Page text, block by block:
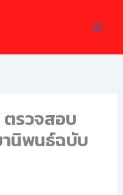
รวจสอบ
านิพนธ์ฉบับ